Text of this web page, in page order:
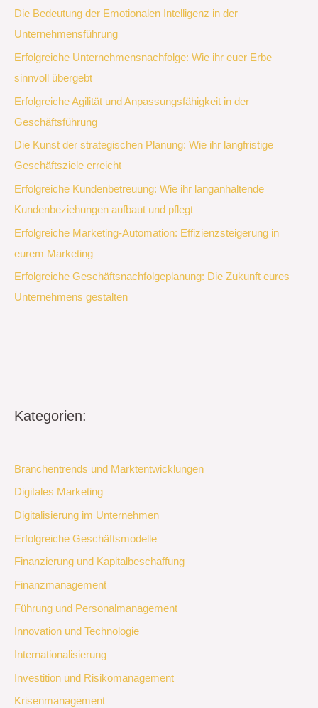
Die Bedeutung der Emotionalen Intelligenz in der
Unternehmensführung
Erfolgreiche Unternehmensnachfolge: Wie ihr euer Erbe
sinnvoll übergebt
Erfolgreiche Agilität und Anpassungsfähigkeit in der
Geschäftsführung
Die Kunst der strategischen Planung: Wie ihr langfristige
Geschäftsziele erreicht
Erfolgreiche Kundenbetreuung: Wie ihr langanhaltende
Kundenbeziehungen aufbaut und pflegt
Erfolgreiche Marketing-Automation: Effizienzsteigerung in
eurem Marketing
Erfolgreiche Geschäftsnachfolgeplanung: Die Zukunft eures
Unternehmens gestalten
Kategorien:
Branchentrends und Marktentwicklungen
Digitales Marketing
Digitalisierung im Unternehmen
Erfolgreiche Geschäftsmodelle
Finanzierung und Kapitalbeschaffung
Finanzmanagement
Führung und Personalmanagement
Innovation und Technologie
Internationalisierung
Investition und Risikomanagement
Krisenmanagement